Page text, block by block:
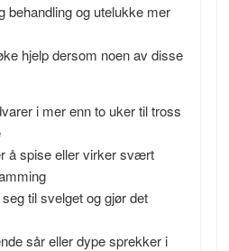
behandling og utelukke mer
hjelp dersom noen av disse
i mer enn to uker til tross
å spise eller virker svært
til svelget og gjør det
sår eller dype sprekker i